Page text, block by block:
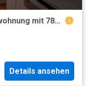
Attraktive schöne helle Altstadtwohnung mit 78m², 2 Schlafzimmer, Parkplatz, Garten auf der Bastei
Details ansehen